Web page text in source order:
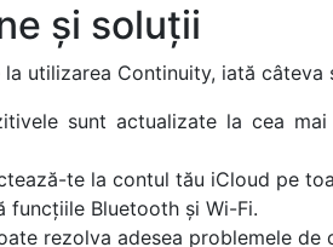
și soluții
utilizarea Continuity, iată câteva
sunt actualizate la cea mai
te la contul tău iCloud pe
funcțiile Bluetooth și Wi-Fi.
rezolva adesea problemele de